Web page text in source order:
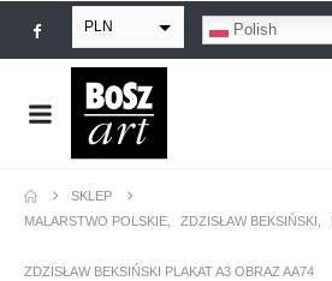
PLN
EUR
USD
Polish
SKLEP
MALARSTWO POLSKIE
ZDZISŁAW BEKSIŃSKI
ZDZISŁAW BEKSIŃSKI PLAKAT A3 OBRAZ AA74